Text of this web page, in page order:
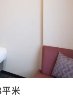
な価格！※13
宿泊プラン
OUT11:00
米